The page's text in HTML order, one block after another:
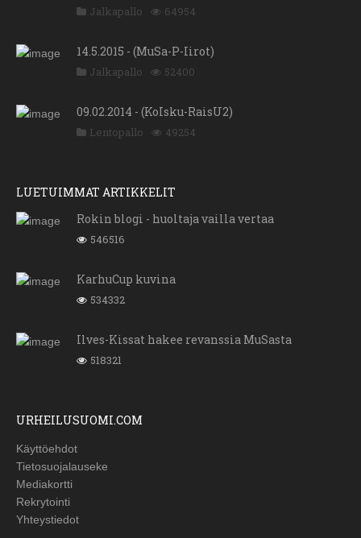
Jalkapallo 64954
14.5.2015 - (MuSa-P-Iirot)
Jalkapallo 52400
09.02.2014 - (KoIsku-RaisU2)
Lentopallo 49254
LUETUIMMAT ARTIKKELIT
Rokin blogi - huoltaja vailla vertaa
546516
KarhuCup kuvina
534332
Ilves-Kissat hakee revanssia MuSasta
518321
URHEILUSUOMI.COM
Käyttöehdot
Tietosuojalauseke
Mediakortti
Rekrytointi
Yhteystiedot